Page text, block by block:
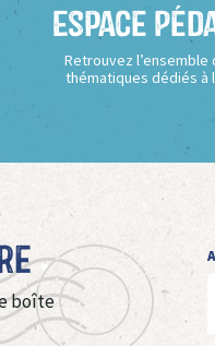
Espace
Retrouvez
thématiques dédiés à
boîte